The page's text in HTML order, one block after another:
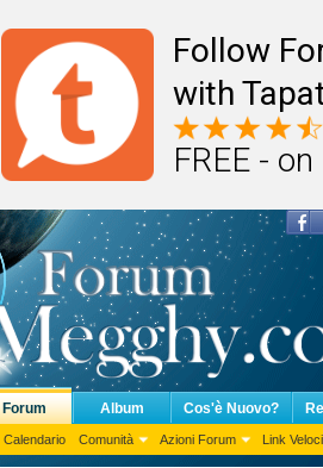
Follow
with
FREE -
Forum
Calendario Comunità Azioni Forum Link Veloci
Album Cos'è Nuovo?